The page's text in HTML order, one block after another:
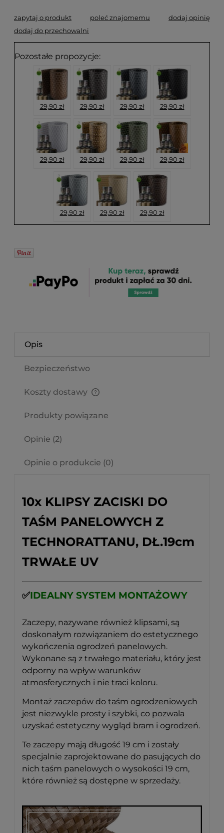
zapytaj o produkt poleć znajomemu
dodaj opinię
dodaj do przechowalni
Pozostałe propozycje:
29,90 zł 29,90 zł 29,90 zł 29,90 zł
29,90 zł 29,90 zł 29,90 zł 29,90 zł
29,90 zł 29,90 zł 29,90 zł
Opis
Bezpieczeństwo
Koszty dostawy
Produkty powiązane
Opinie (2)
Opinie o produkcie (0)
10x KLIPSY ZACISKI DO
TAŚM PANELOWYCH Z
TECHNORATTANU, DŁ.19cm
TRWAŁE UV
✅IDEALNY SYSTEM MONTAŻOWY
Zaczepy, nazywane również klipsami, są
doskonałym rozwiązaniem do estetycznego
wykończenia ogrodzeń panelowych.
Wykonane są z trwałego materiału, który jest
odporny na wpływ warunków
atmosferycznych i nie traci koloru.
Montaż zaczepów do taśm ogrodzeniowych
jest niezwykle prosty i szybki, co pozwala
uzyskać estetyczny wygląd bram i ogrodzeń.
Te zaczepy mają długość 19 cm i zostały
specjalnie zaprojektowane do pasujących do
nich taśm panelowych o wysokości 19 cm,
które również są dostępne w sprzedaży.